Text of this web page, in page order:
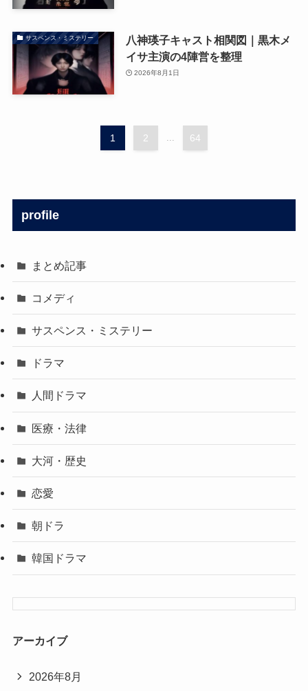
サスペンス・ミステリー
八神瑛子キャスト相関図｜黒木メ
イサ主演の4陣営を整理
2026年8月1日
1 2 ... 64
profile
まとめ記事
コメディ
サスペンス・ミステリー
ドラマ
人間ドラマ
医療・法律
大河・歴史
恋愛
朝ドラ
韓国ドラマ
アーカイブ
2026年8月